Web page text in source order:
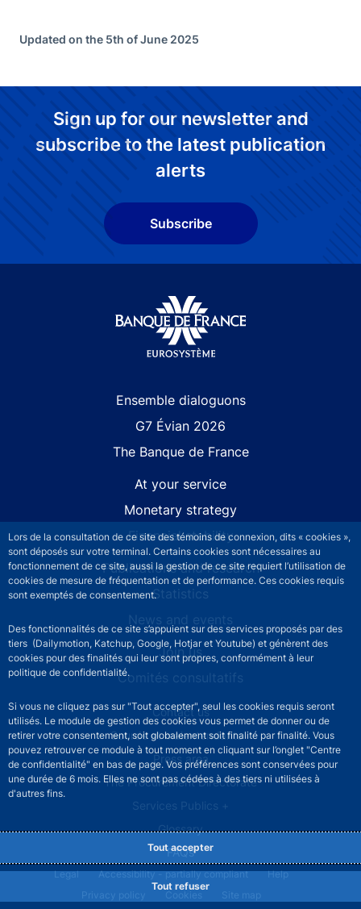
Lors de la consultation de ce site des témoins de connexion, dits « cookies »,
sont déposés sur votre terminal. Certains cookies sont nécessaires au
fonctionnement de ce site, aussi la gestion de ce site requiert l’utilisation de
cookies de mesure de fréquentation et de performance. Ces cookies requis
sont exemptés de consentement.
Des fonctionnalités de ce site s’appuient sur des services proposés par des
tiers (Dailymotion, Katchup, Google, Hotjar et Youtube) et génèrent des
cookies pour des finalités qui leur sont propres, conformément à leur
politique de confidentialité.
Si vous ne cliquez pas sur "Tout accepter", seul les cookies requis seront
utilisés. Le module de gestion des cookies vous permet de donner ou de
retirer votre consentement, soit globalement soit finalité par finalité. Vous
pouvez retrouver ce module à tout moment en cliquant sur l’onglet "Centre
de confidentialité" en bas de page. Vos préférences sont conservées pour
une durée de 6 mois. Elles ne sont pas cédées à des tiers ni utilisées à
d'autres fins.
Tout accepter
Tout refuser
Updated on the 5th of June 2025
Sign up for our newsletter and
subscribe to the latest publication
alerts
Subscribe
Ensemble dialoguons
G7 Évian 2026
The Banque de France
At your service
Monetary strategy
Financial stability
Publications and research
Statistics
News and events
Join us
Comités consultatifs
Footer secondary menuContact us
Sourds et malentendants
Press area
The Procurement Directorate
Services Publics +
Glossary
FAQs
Footer legal notice menu
Legal Accessibility - partially compliant
Help
Privacy policy
Cookies Site map